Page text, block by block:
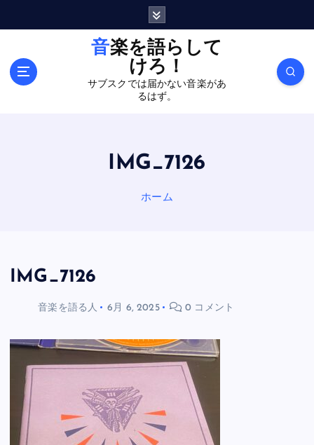
音楽を語らして
けろ！
サブスクでは届かない音楽があ
るはず。
IMG_7126
ホーム
IMG_7126
音楽を語る人 6月 6, 2025 0 コメント